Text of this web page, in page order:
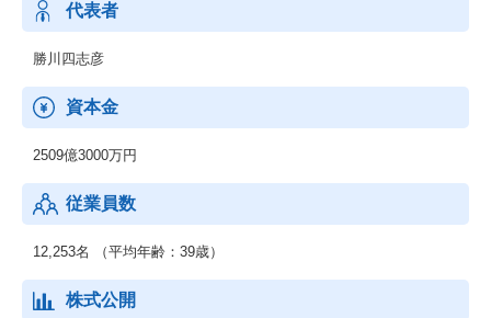
代表者
勝川四志彦
資本金
2509億3000万円
従業員数
12,253名 （平均年齢：39歳）
株式公開